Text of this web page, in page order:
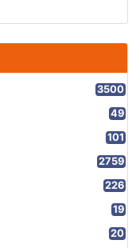
3500
49
101
2759
226
19
20